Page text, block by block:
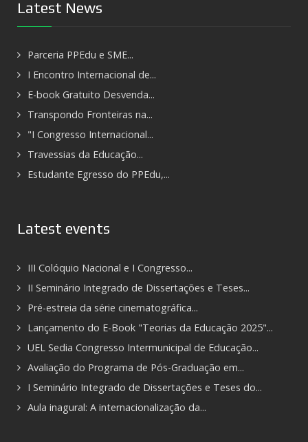
Latest News
Parceria PPEdu e SME...
I Encontro Internacional de...
E-book Gratuito Desvenda...
Transpondo Fronteiras na...
"I Congresso Internacional...
Travessias da Educação...
Estudante Egresso do PPEdu,...
Latest events
III Colóquio Nacional e I Congresso...
II Seminário Integrado de Dissertações e Teses...
Pré-estreia da série cinematográfica...
Lançamento do E-Book "Teorias da Educação 2025"...
UEL Sedia Congresso Intermunicipal de Educação...
Avaliação do Programa de Pós-Graduação em...
I Seminário Integrado de Dissertações e Teses do...
Aula inagural: A internacionalização da...